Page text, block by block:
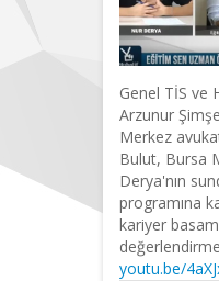
Genel TİS ve
Arzunur
Merkez
Bulut, Bursa
Derya'nın
programına
kariyer
youtu.be/